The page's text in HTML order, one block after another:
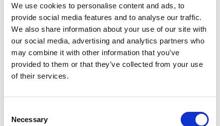
We use cookies to personalise content and ads, to
provide social media features and to analyse our traffic.
We also share information about your use of our site with
our social media, advertising and analytics partners who
may combine it with other information that you’ve
provided to them or that they’ve collected from your use
of their services.
Selection
Necessary
ます。 クラークは、11年間の上海勤務を含む30
年近く、中国と香港における知的財産法を扱って
まいりました。国際企業や日本企業の投資に関す
るアドバイザーとして、また仲裁人や弁護士とし
て最近扱った数々の仲裁案件のなかで対処した問
題についての見識をご紹介する予定です。
ウェビナーは全て日本語で行われます。